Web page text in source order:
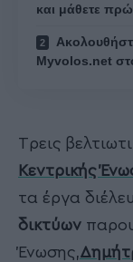
και μάθετε
Myvolos.net
Tρεις
Κεντρικής
τα έργα
δικτύων
Ένωσης,